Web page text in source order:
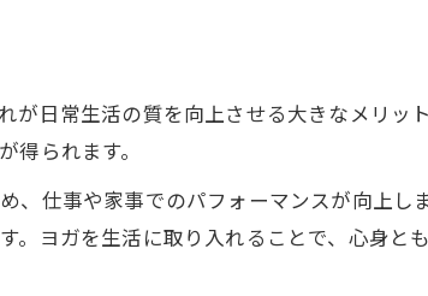
につながる理由
得られる体の変化
に与える好影響
日常生活の質を向上させる大きなメリッ
られます。
仕事や家事でのパフォーマンスが向上し
ヨガを生活に取り入れることで、心身と